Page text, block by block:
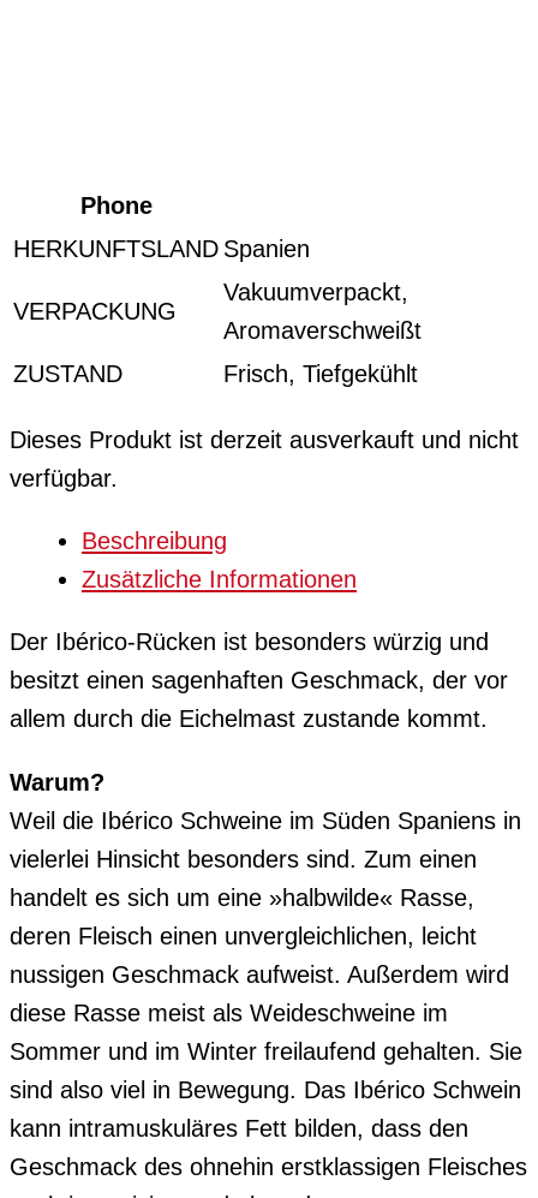
Phone
HERKUNFTSLAND Spanien
VERPACKUNG
Vakuumverpackt,
Aromaverschweißt
ZUSTAND
Frisch, Tiefgekühlt
Dieses Produkt ist derzeit ausverkauft und nicht
verfügbar.
Beschreibung
Zusätzliche Informationen
Der Ibérico-Rücken ist besonders würzig und
besitzt einen sagenhaften Geschmack, der vor
allem durch die Eichelmast zustande kommt.
Warum?
Weil die Ibérico Schweine im Süden Spaniens in
vielerlei Hinsicht besonders sind. Zum einen
handelt es sich um eine »halbwilde« Rasse,
deren Fleisch einen unvergleichlichen, leicht
nussigen Geschmack aufweist. Außerdem wird
diese Rasse meist als Weideschweine im
Sommer und im Winter freilaufend gehalten. Sie
sind also viel in Bewegung. Das Ibérico Schwein
kann intramuskuläres Fett bilden, dass den
Geschmack des ohnehin erstklassigen Fleisches